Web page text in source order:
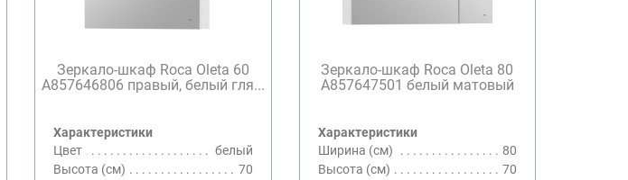
Зеркало-шкаф Roca Oleta 60
A857646806 правый, белый гля...
Характеристики
Цвет
белый
Высота (см)
70
Зеркало-шкаф Roca Oleta 80
A857647501 белый матовый
Характеристики
Ширина (см)
80
Высота (см)
70